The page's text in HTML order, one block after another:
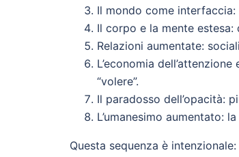
Il mondo come
Il corpo e la mente
Relazioni aumentate:
L’economia
“volere”.
Il paradosso dell’opacità:
L’umanesimo aumentato:
Questa sequenza è